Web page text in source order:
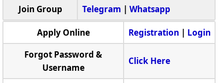
Join Group Telegram | Whatsapp
Apply Online Registration | Login
Forgot Password &
Username
Click Here